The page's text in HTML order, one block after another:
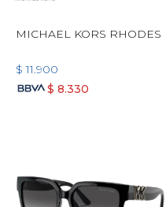
MICHAEL KORS RHODES
$ 11.900
$ 8.330